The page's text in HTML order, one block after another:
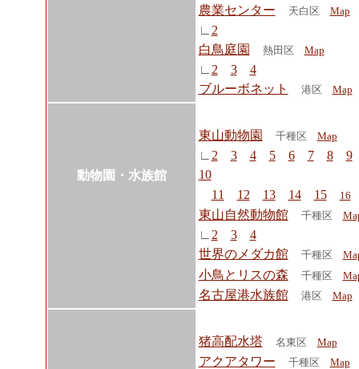
農業センター
天白区 Map
∟ 2
白鳥庭園
熱田区 Map
∟ 2 3
4
ブルーボネット
港区 Map
動物園・水族館
東山動物園 千種区 Map
∟ 2 3 4 5 6 7 8
9
10
11
12 13 14 15 16
東山自然動物館 千種区
∟ 2 3
4
世界のメダカ館
千種区
小鳥とリスの森 千種区
名古屋港水族館 港区 Map
猪高配水塔 名東区 Map
アクアタワー 千種区 Map